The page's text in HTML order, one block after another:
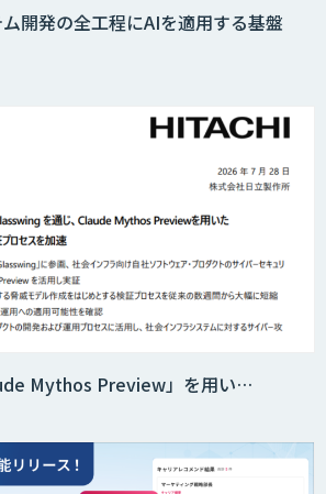
開発の全工程にAIを適用する基盤
Mythos Preview」を用い…